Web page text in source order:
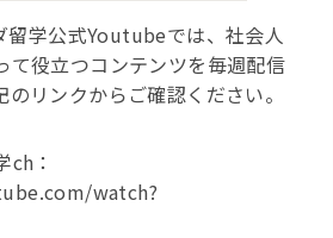
留学公式Youtubeでは、社会人
て役立つコンテンツを毎週配信
のリンクからご確認ください。
ch：
watch?